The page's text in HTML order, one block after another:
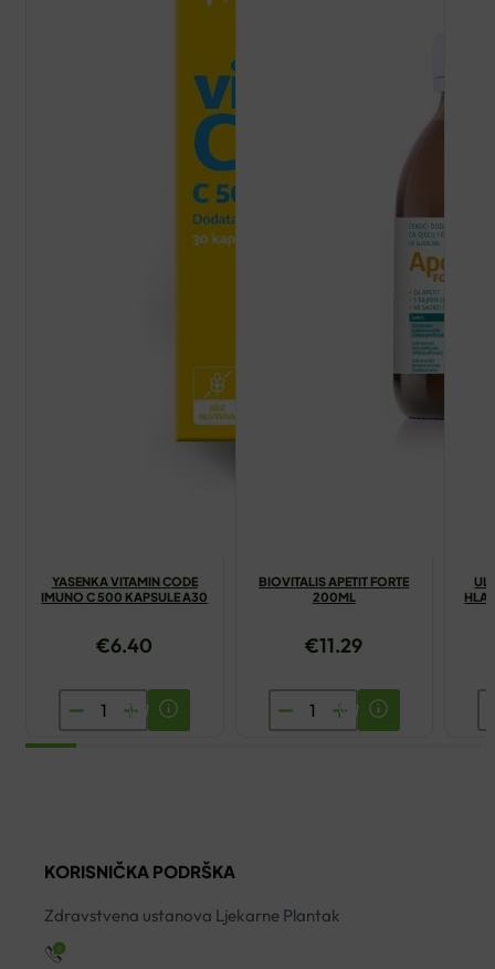
YASENKA VITAMIN CODE
IMUNO C 500 KAPSULE A30
€6.40
YASENKA
VITAMIN
KAPSULE
A30
BIOVITALIS APETIT FORTE
200ML
€11.29
BIOVITALIS
APETIT
KORISNIČKA PODRŠKA
Zdravstvena ustanova Ljekarne Plantak